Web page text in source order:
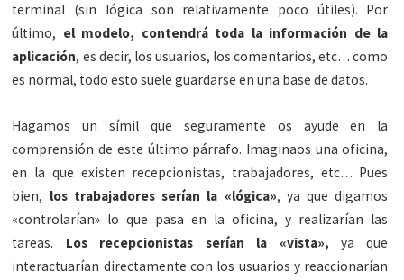
terminal (sin lógica son relativamente poco útiles). Por
último, el modelo, contendrá toda la información de la
aplicación, es decir, los usuarios, los comentarios, etc… como
es normal, todo esto suele guardarse en una base de datos.
Hagamos un símil que seguramente os ayude en la
comprensión de este último párrafo. Imaginaos una oficina,
en la que existen recepcionistas, trabajadores, etc… Pues
bien, los trabajadores serían la «lógica», ya que digamos
«controlarían» lo que pasa en la oficina, y realizarían las
tareas. Los recepcionistas serían la «vista», ya que
interactuarían directamente con los usuarios y reaccionarían